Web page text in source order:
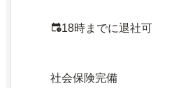
18時までに退社可
社会保険完備